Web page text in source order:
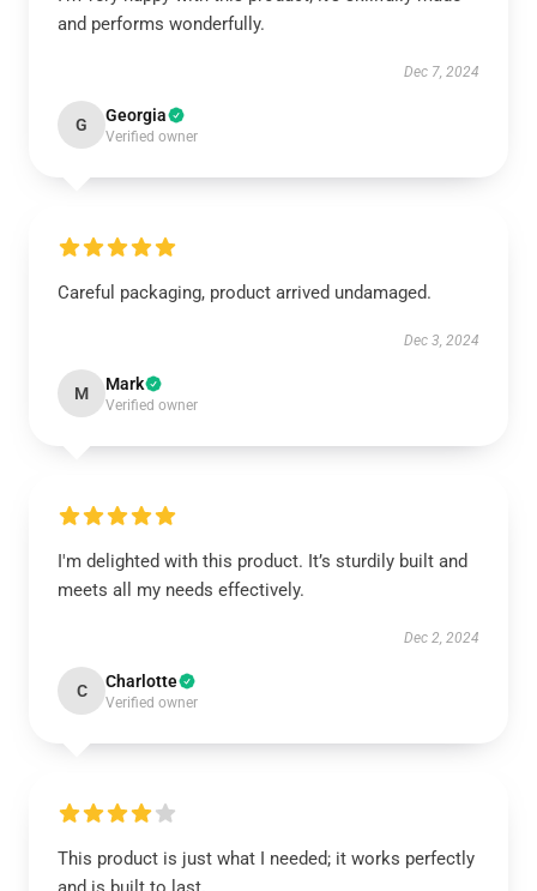
and performs wonderfully.
Dec 7, 2024
G Georgia
Verified owner
Careful packaging, product arrived undamaged.
Dec 3, 2024
M Mark
Verified owner
I'm delighted with this product. It’s sturdily built and
meets all my needs effectively.
Dec 2, 2024
C Charlotte
Verified owner
This product is just what I needed; it works perfectly